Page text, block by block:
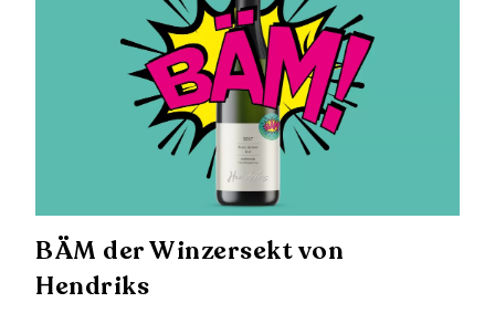
BÄM der Winzersekt von
Hendriks